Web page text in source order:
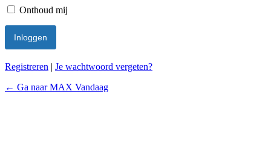
Onthoud mij
Registreren | Je wachtwoord vergeten?
← Ga naar MAX Vandaag